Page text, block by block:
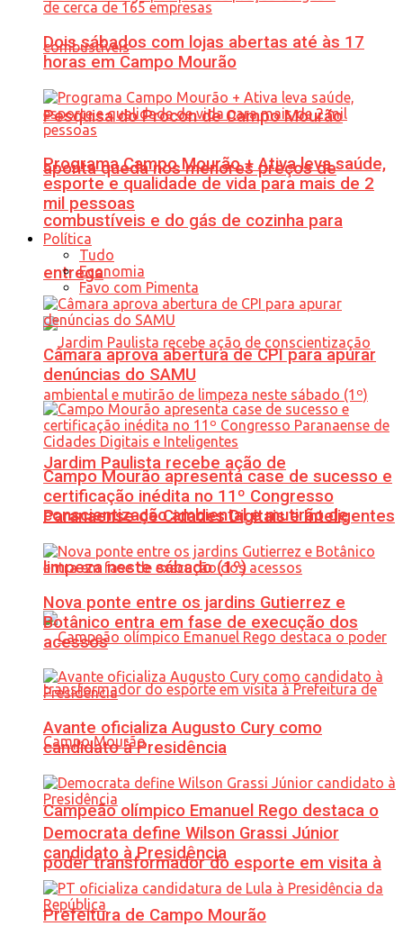
Pesquisa do Procon de Campo Mourão
aponta queda nos menores preços de
combustíveis e do gás de cozinha para
entrega
Jardim Paulista recebe ação de
conscientização ambiental e mutirão de
limpeza neste sábado (1º)
Campeão olímpico Emanuel Rego destaca o
poder transformador do esporte em visita à
Prefeitura de Campo Mourão
Dois sábados com lojas abertas até às 17
horas em Campo Mourão
Programa Campo Mourão + Ativa leva saúde,
esporte e qualidade de vida para mais de 2
mil pessoas
Política
Tudo
Economia
Favo com Pimenta
Câmara aprova abertura de CPI para apurar
denúncias do SAMU
Campo Mourão apresenta case de sucesso e
certificação inédita no 11º Congresso
Paranaense de Cidades Digitais e Inteligentes
Nova ponte entre os jardins Gutierrez e
Botânico entra em fase de execução dos
acessos
Avante oficializa Augusto Cury como
candidato à Presidência
Democrata define Wilson Grassi Júnior
candidato à Presidência